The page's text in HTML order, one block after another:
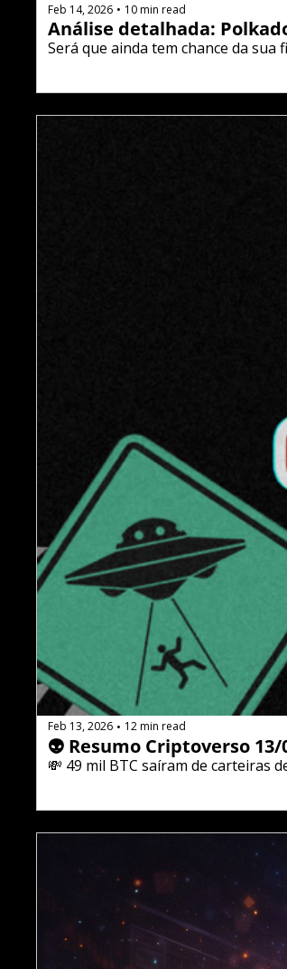
Feb 14, 2026 • 10 min read
Análise detalhada:
Será que ainda tem chance da sua
Feb 13, 2026 • 12 min read
👽 Resumo Criptoverso 13/
💸 49 mil BTC saíram de carteiras